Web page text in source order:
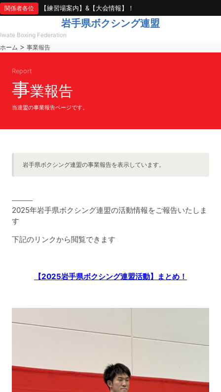
関係者各位 【練習場案内】&【大会情報】！
岩手県ボクシング連盟
Iwate Boxing Federation
ホーム > 事業報告
Report
事業報告
当連盟の事業報告ページです。
岩手県ボクシング連盟の事業報告を表示しています。
2025年岩手県ボクシング連盟の活動情報をご報告いたしま
す
下記のリンクから閲覧できます
【2025岩手県ボクシング連盟活動】まとめ！